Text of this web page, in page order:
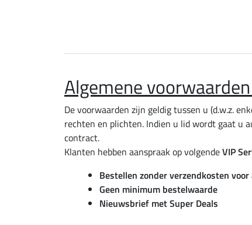
Algemene
De voorwaarden zijn geldig tussen u (d.w.z.
rechten en plichten. Indien u lid wordt gaat u
contract.
Klanten hebben aanspraak op volgendeVIP
Bestellen zonder verzendkosten
Geen minimum bestelwaarde
Nieuwsbrief met Super Deals